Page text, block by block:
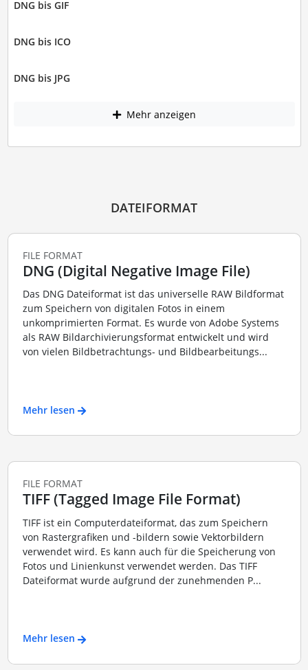
DNG bis GIF
DNG bis ICO
DNG bis JPG
Mehr anzeigen
DATEIFORMAT
FILE FORMAT
DNG (Digital Negative Image File)
Das DNG Dateiformat ist das universelle RAW Bildformat
zum Speichern von digitalen Fotos in einem
unkomprimierten Format. Es wurde von Adobe Systems
als RAW Bildarchivierungsformat entwickelt und wird
von vielen Bildbetrachtungs- und Bildbearbeitungs...
Mehr lesen
FILE FORMAT
TIFF (Tagged Image File Format)
TIFF ist ein Computerdateiformat, das zum Speichern
von Rastergrafiken und -bildern sowie Vektorbildern
verwendet wird. Es kann auch für die Speicherung von
Fotos und Linienkunst verwendet werden. Das TIFF
Dateiformat wurde aufgrund der zunehmenden P...
Mehr lesen